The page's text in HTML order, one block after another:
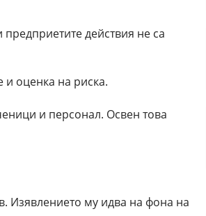
действия не са
оценка на риска.
и персонал. Освен това
Изявлението му идва на фона на